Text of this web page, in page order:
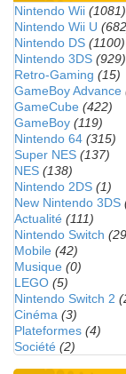
Nintendo Wii (1081)
Nintendo Wii U
Nintendo DS (1100)
Nintendo 3DS (929)
Retro-Gaming (15)
GameBoy Advance
GameCube (422)
GameBoy (119)
Nintendo 64 (315)
Super NES (137)
NES (138)
Nintendo 2DS (1)
New Nintendo 3DS
Actualité (111)
Nintendo Switch
Mobile (42)
Musique (0)
LEGO (5)
Nintendo Switch 2
Cinéma (3)
Plateformes (4)
Société (2)